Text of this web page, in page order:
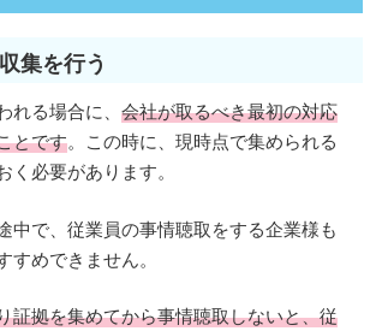
集を行う
れる場合に、会社が取るべき最初の対応
とです。この時に、現時点で集められる
必要があります。
中で、従業員の事情聴取をする企業様も
めできません。
証拠を集めてから事情聴取しないと、従